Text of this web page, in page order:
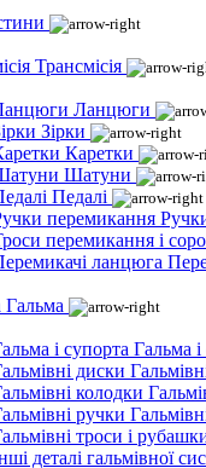
Трансмісія
Ланцюги
Зірки
Каретки
Шатуни
Педалі
Гальма
Гальма